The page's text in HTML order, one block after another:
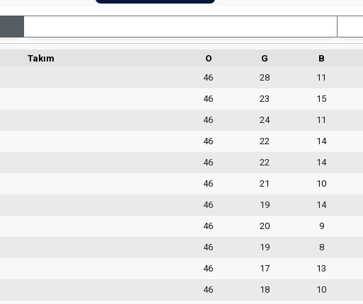
Takım O G B
46 28 11
46 23 15
46 24 11
46 22 14
46 22 14
46 21 10
46 19 14
46 20 9
46 19 8
46 17 13
46 18 10